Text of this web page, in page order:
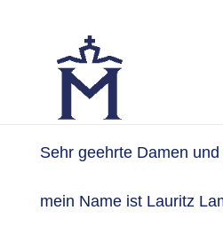
Sehr geehrte Damen
mein Name ist Lauritz